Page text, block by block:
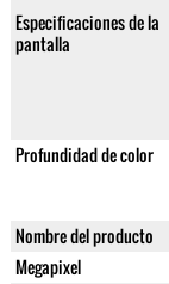
Especificaciones de la
pantalla
Profundidad de color
Nombre del producto
Megapixel